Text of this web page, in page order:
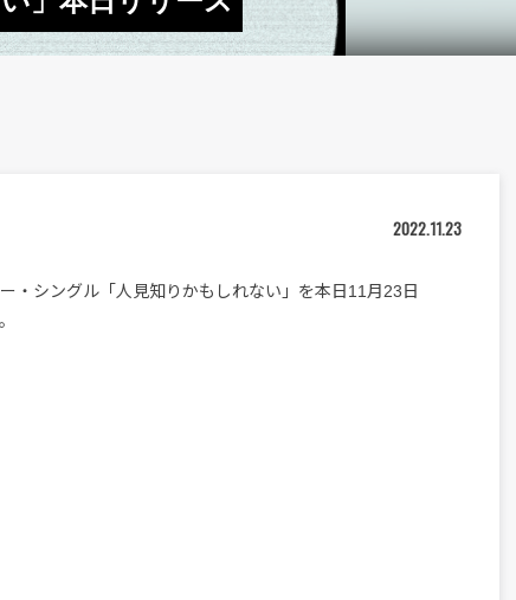
2022.11.23
・シングル「人見知りかもしれない」を本日11月23日